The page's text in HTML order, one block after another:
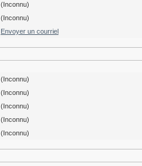
(Inconnu)
(Inconnu)
Envoyer un courriel
(Inconnu)
(Inconnu)
(Inconnu)
(Inconnu)
(Inconnu)